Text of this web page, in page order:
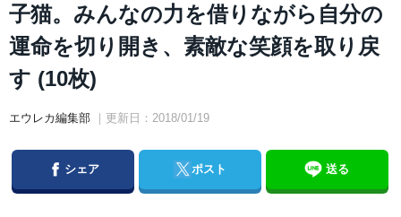
子猫。みんなの力を借りながら自分の
運命を切り開き、素敵な笑顔を取り戻
す (10枚)
エウレカ編集部 ｜更新日：2018/01/19
Facebook
シェア Twitterポスト 送る